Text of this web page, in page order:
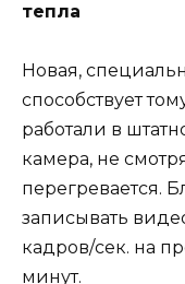
тепла
Новая,
способствует
работали в
камера, не
перегревается.
записывать
кадров/сек. на
минут.